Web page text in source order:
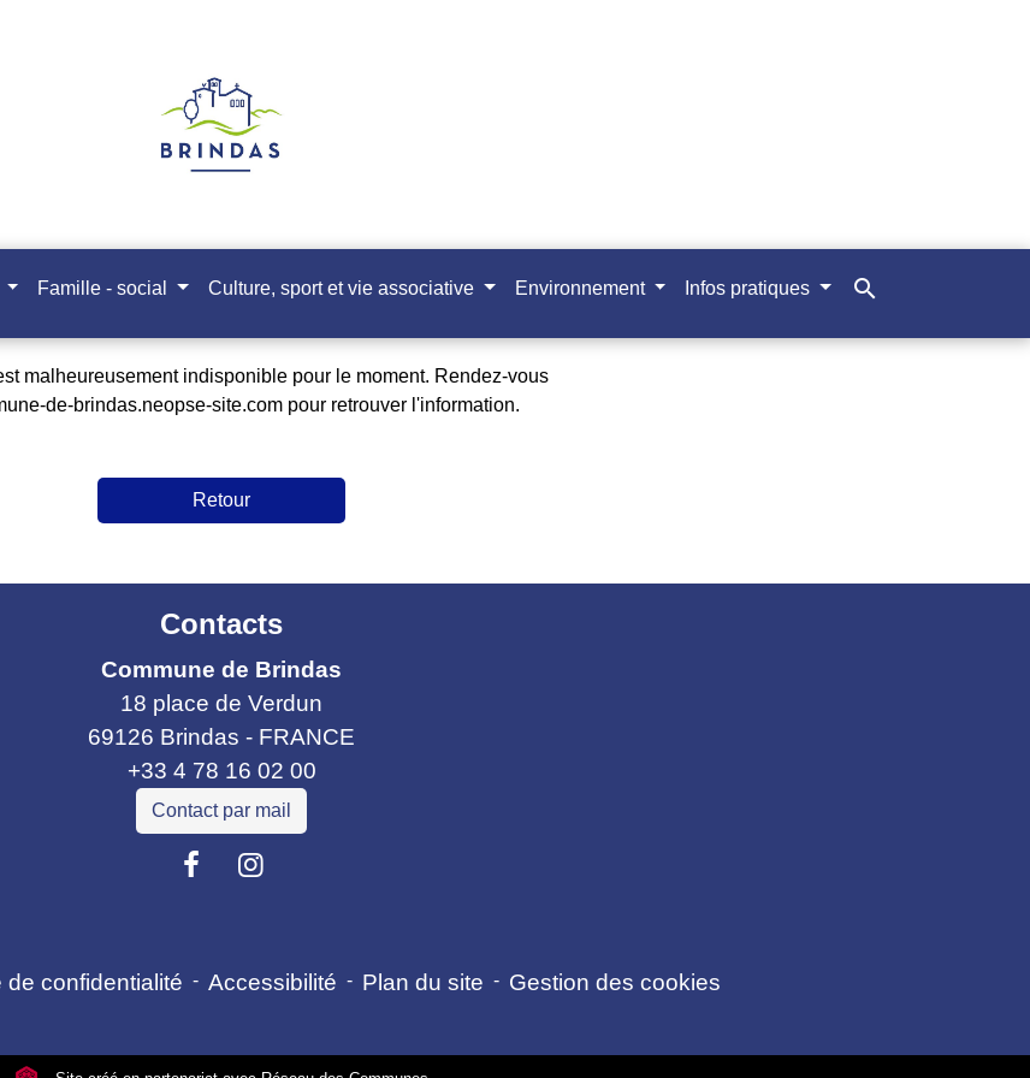
Famille - social Culture, sport et vie associative Environnement Infos pratiques search
malheureusement indisponible pour le moment. Rendez-vous
de-brindas.neopse-site.compour retrouver l'information.
Retour
Contacts
Commune de Brindas
18 place de Verdun
69126 Brindas - FRANCE
+33 4 78 16 02 00
Contact par mail
de confidentialité - Accessibilité - Plan du site - Gestion des cookies